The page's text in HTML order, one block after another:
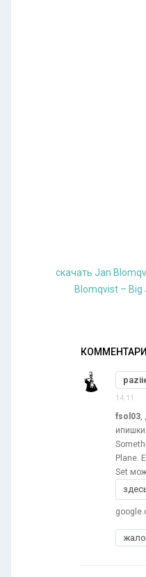
скачать Jan
Blomqvist – Big
14:11
fsol03,
ипишки
Plane.
Set